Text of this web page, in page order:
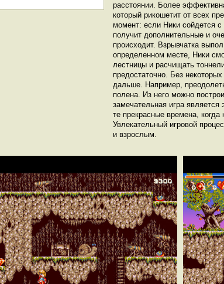
расстоянии. Более
который рикошетит от всех
момент: если Ники сойдется
получит дополнительные и
происходит. Взрывчатка
определенном месте, Ники
лестницы и расчищать
предостаточно. Без
дальше. Например,
полена. Из него можно
замечательная игра
те прекрасные времена,
Увлекательный игровой
и взрослым.